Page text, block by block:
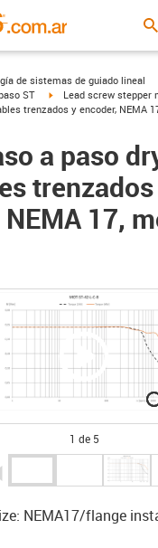
right
de sistemas de guiado lineal
ST igus-icon-arrow-right
Lead screw stepper
trenzados y encoder, NEMA
a paso
17,
1 de 5
NEMA17/flange